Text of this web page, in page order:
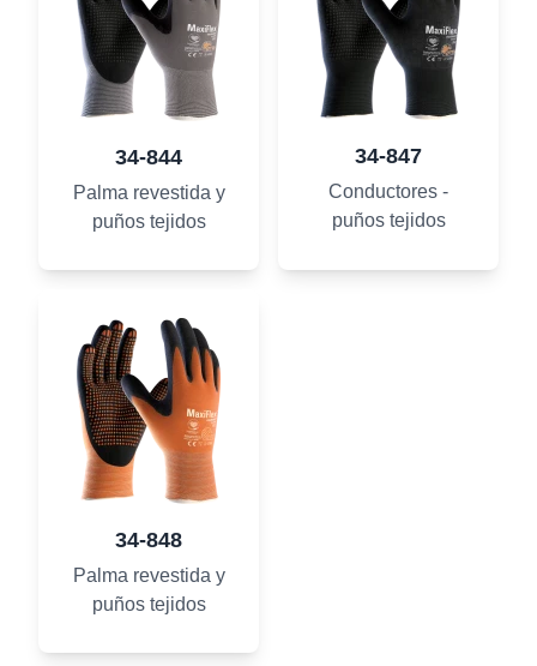
34-844
Palma revestida y
puños tejidos
34-847
Conductores -
puños tejidos
34-848
Palma revestida y
puños tejidos